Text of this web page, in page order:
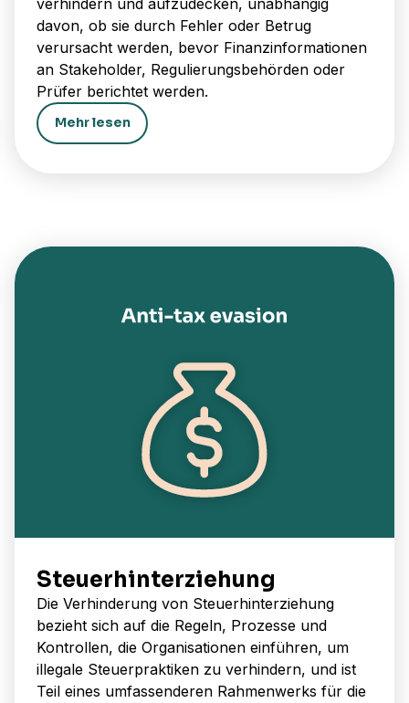
davon, ob sie durch Fehler oder Betrug
verursacht werden, bevor Finanzinformationen
an Stakeholder, Regulierungsbehörden oder
Prüfer berichtet werden.
Mehr lesen
Steuerhinterziehung
Die Verhinderung von Steuerhinterziehung
bezieht sich auf die Regeln, Prozesse und
Kontrollen, die Organisationen einführen, um
illegale Steuerpraktiken zu verhindern, und ist
Teil eines umfassenderen Rahmenwerks für die